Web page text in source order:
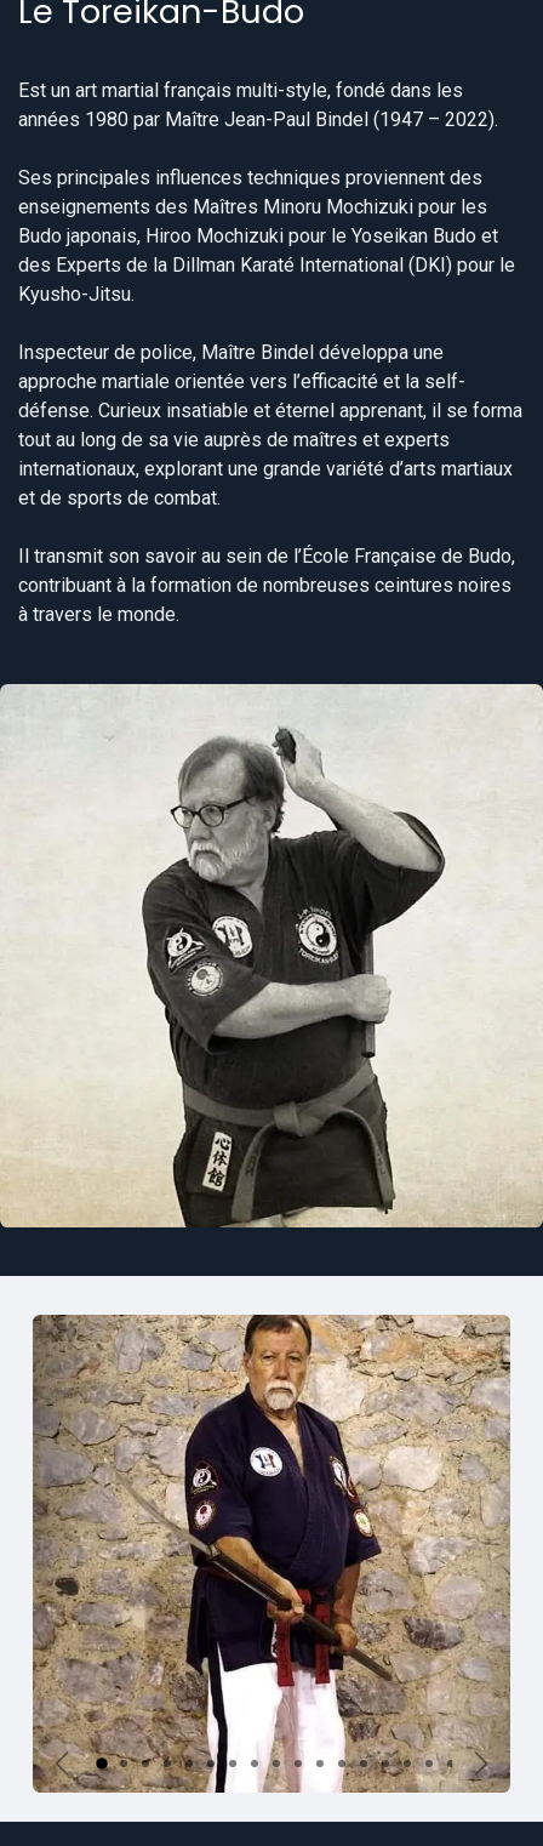
Le Toreikan-Budo
Est un art martial français multi-style, fondé dans les
années 1980 par Maître Jean-Paul Bindel (1947 – 2022).
Ses principales influences techniques proviennent des
enseignements des Maîtres Minoru Mochizuki pour les
Budo japonais, Hiroo Mochizuki pour le Yoseikan Budo et
des Experts de la Dillman Karaté International (DKI) pour le
Kyusho-Jitsu.
Inspecteur de police, Maître Bindel développa une
approche martiale orientée vers l’efficacité et la self-
défense. Curieux insatiable et éternel apprenant, il se forma
tout au long de sa vie auprès de maîtres et experts
internationaux, explorant une grande variété d’arts martiaux
et de sports de combat.
Il transmit son savoir au sein de l’École Française de Budo,
contribuant à la formation de nombreuses ceintures noires
à travers le monde.
Précédent Suivant